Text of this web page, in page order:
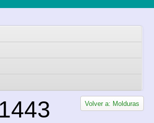
Volver a: Molduras